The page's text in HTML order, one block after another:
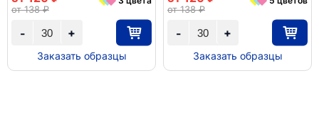
+
-
от 138 ₽
Заказать образцы
+
-
от 138 ₽
Заказать образцы